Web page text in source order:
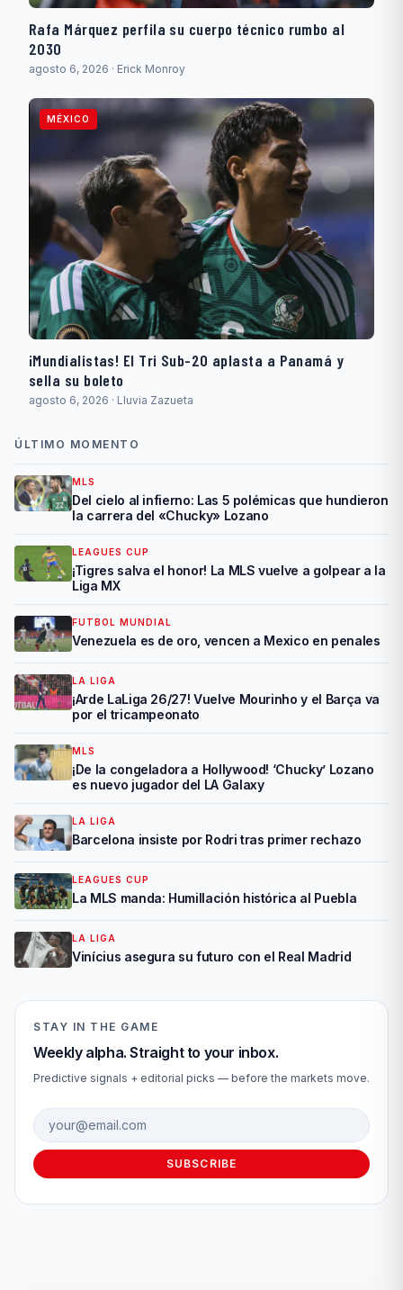
Rafa Márquez perfila su cuerpo técnico rumbo al
2030
agosto 6, 2026 · Erick Monroy
MÉXICO
¡Mundialistas! El Tri Sub-20 aplasta a Panamá y
sella su boleto
agosto 6, 2026 · Lluvia Zazueta
ÚLTIMO MOMENTO
MLS
Del cielo al infierno: Las 5 polémicas que hundieron
la carrera del «Chucky» Lozano
LEAGUES CUP
¡Tigres salva el honor! La MLS vuelve a golpear a la
Liga MX
FUTBOL MUNDIAL
Venezuela es de oro, vencen a Mexico en penales
LA LIGA
¡Arde LaLiga 26/27! Vuelve Mourinho y el Barça va
por el tricampeonato
MLS
¡De la congeladora a Hollywood! ‘Chucky’ Lozano
es nuevo jugador del LA Galaxy
LA LIGA
Barcelona insiste por Rodri tras primer rechazo
LEAGUES CUP
La MLS manda: Humillación histórica al Puebla
LA LIGA
Vinícius asegura su futuro con el Real Madrid
STAY IN THE GAME
Weekly alpha. Straight to your inbox.
Predictive signals + editorial picks — before the markets move.
Email address
SUBSCRIBE